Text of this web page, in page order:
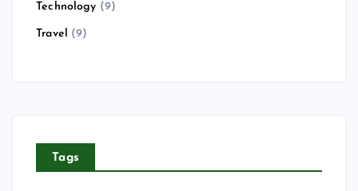
Technology (9)
Travel (9)
Tags